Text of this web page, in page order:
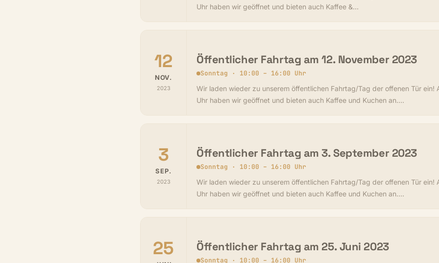
Uhr haben wir geöffnet und bieten auch Kaffee &…
12
NOV.
2023
Öffentlicher Fahrtag am 12. November 2023
Sonntag · 10:00 – 16:00 Uhr
Wir laden wieder zu unserem öffentlichen Fahrtag/Tag der offenen Tür ein!
Uhr haben wir geöffnet und bieten auch Kaffee und Kuchen an.…
3
SEP.
2023
Öffentlicher Fahrtag am 3. September 2023
Sonntag · 10:00 – 16:00 Uhr
Wir laden wieder zu unserem öffentlichen Fahrtag/Tag der offenen Tür ein!
Uhr haben wir geöffnet und bieten auch Kaffee und Kuchen an.…
25 Öffentlicher Fahrtag am 25. Juni 2023
Sonntag · 10:00 – 16:00 Uhr